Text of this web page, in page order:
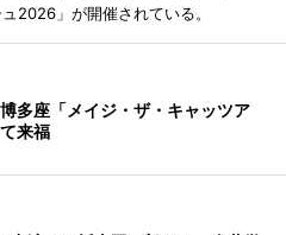
2026」が開催されている。
多座「メイジ・ザ・キャッツア
来福